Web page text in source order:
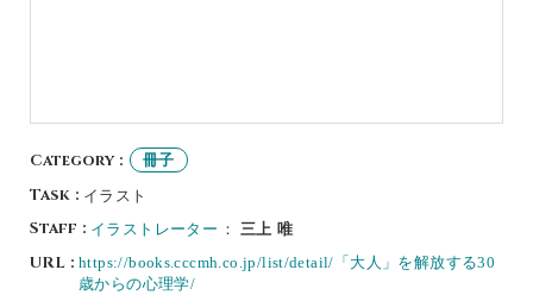
Category : 冊子
Task : イラスト
Staff : イラストレーター ： 三上 唯
URL : https://books.cccmh.co.jp/list/detail/「大人」を解放する30
歳からの心理学/